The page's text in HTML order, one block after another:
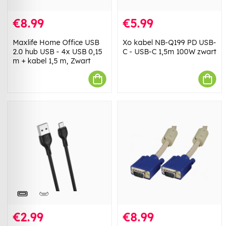
€8.99
Maxlife Home Office USB
2.0 hub USB - 4x USB 0,15
m + kabel 1,5 m, Zwart
€5.99
Xo kabel NB-Q199 PD USB-
C - USB-C 1,5m 100W zwart
€2.99 €8.99